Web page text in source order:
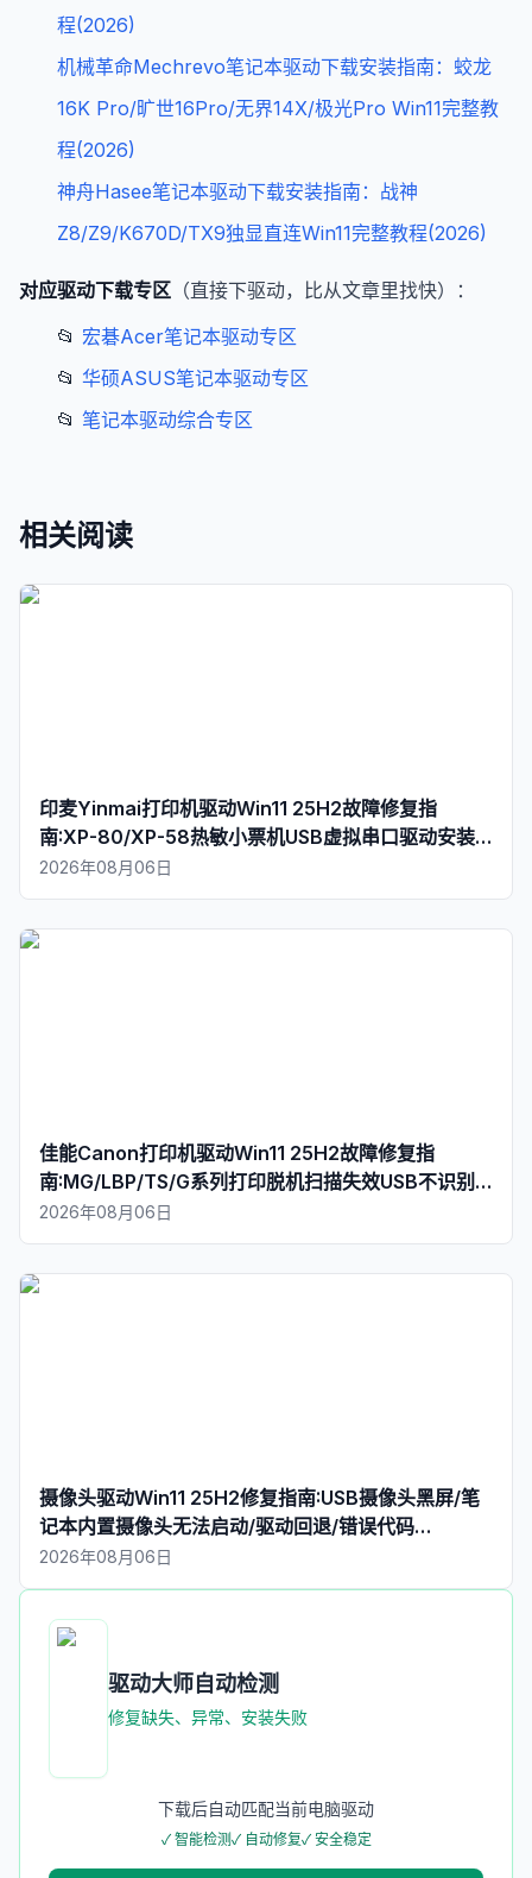
程(2026)
机械革命Mechrevo笔记本驱动下载安装指南：蛟龙
16K Pro/旷世16Pro/无界14X/极光Pro Win11完整教
程(2026)
神舟Hasee笔记本驱动下载安装指南：战神
Z8/Z9/K670D/TX9独显直连Win11完整教程(2026)
对应驱动下载专区 （直接下驱动，比从文章里找快）：
📂 宏碁Acer笔记本驱动专区
📂 华硕ASUS笔记本驱动专区
📂 笔记本驱动综合专区
相关阅读
印麦Yinmai打印机驱动Win11 25H2故障修复指
南:XP-80/XP-58热敏小票机USB虚拟串口驱动安装
教程(2026)
2026年08月06日
佳能Canon打印机驱动Win11 25H2故障修复指
南:MG/LBP/TS/G系列打印脱机扫描失效USB不识别
(2026)
2026年08月06日
摄像头驱动Win11 25H2修复指南:USB摄像头黑屏/笔
记本内置摄像头无法启动/驱动回退/错误代码
0xA00F4244(2026)
2026年08月06日
驱动大师自动检测
修复缺失、异常、安装失败
下载后自动匹配当前电脑驱动
✓ 智能检测✓ 自动修复✓ 安全稳定